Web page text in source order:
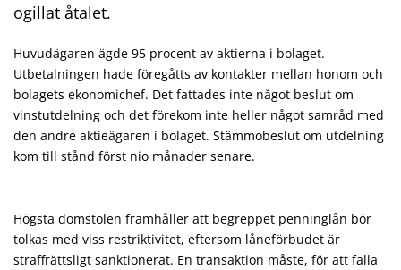
ogillat åtalet.
Huvudägaren ägde 95 procent av aktierna i bolaget.
Utbetalningen hade föregåtts av kontakter mellan honom och
bolagets ekonomichef. Det fattades inte något beslut om
vinstutdelning och det förekom inte heller något samråd med
den andre aktieägaren i bolaget. Stämmobeslut om utdelning
kom till stånd först nio månader senare.
Högsta domstolen framhåller att begreppet penninglån bör
tolkas med viss restriktivitet, eftersom låneförbudet är
straffrättsligt sanktionerat. En transaktion måste, för att falla